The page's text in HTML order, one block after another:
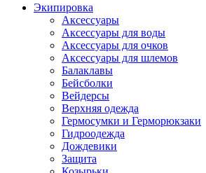
Экипировка
Аксессуары
Аксессуары для воды
Аксессуары для очков
Аксессуары для шлемов
Балаклавы
Бейсболки
Вейдерсы
Верхняя одежда
Гермосумки и Герморюкзаки
Гидроодежда
Дождевики
Защита